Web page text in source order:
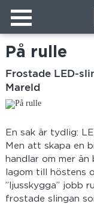
På rulle
Frostade LED-
Mareld
En sak är tydlig:
Men att skapa en
handlar om mer än
lagom till höstens
”ljusskygga” jobb
frostade slingan